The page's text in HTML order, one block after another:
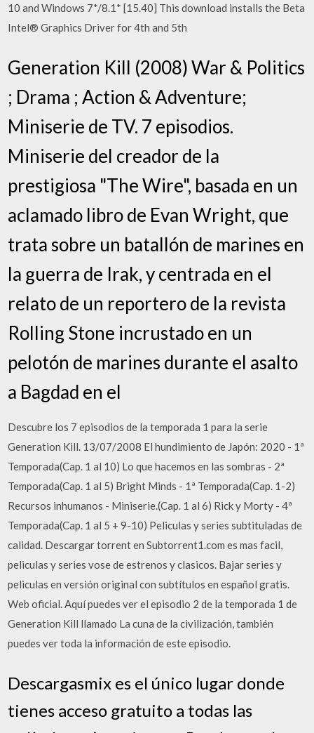
10 and Windows 7*/8.1* [15.40] This download installs the Beta
Intel® Graphics Driver for 4th and 5th
Generation Kill (2008) War & Politics
; Drama ; Action & Adventure;
Miniserie de TV. 7 episodios.
Miniserie del creador de la
prestigiosa "The Wire", basada en un
aclamado libro de Evan Wright, que
trata sobre un batallón de marines en
la guerra de Irak, y centrada en el
relato de un reportero de la revista
Rolling Stone incrustado en un
pelotón de marines durante el asalto
a Bagdad en el
Descubre los 7 episodios de la temporada 1 para la serie
Generation Kill. 13/07/2008 El hundimiento de Japón: 2020 - 1ª
Temporada(Cap. 1 al 10) Lo que hacemos en las sombras - 2ª
Temporada(Cap. 1 al 5) Bright Minds - 1ª Temporada(Cap. 1-2)
Recursos inhumanos - Miniserie.(Cap. 1 al 6) Rick y Morty - 4ª
Temporada(Cap. 1 al 5 + 9-10) Peliculas y series subtituladas de
calidad. Descargar torrent en Subtorrent1.com es mas facil,
peliculas y series vose de estrenos y clasicos. Bajar series y
peliculas en versión original con subtítulos en español gratis.
Web oficial. Aquí puedes ver el episodio 2 de la temporada 1 de
Generation Kill llamado La cuna de la civilización, también
puedes ver toda la información de este episodio.
Descargasmix es el único lugar donde
tienes acceso gratuito a todas las